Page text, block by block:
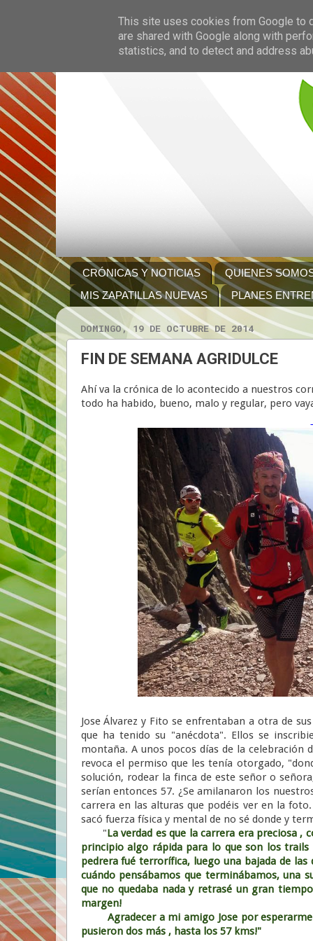
CRÓNICAS Y NOTICIAS
QUIENES
MIS ZAPATILLAS NUEVAS
PLANES
DOMINGO, 19 DE OCTUBRE DE 2014
FIN DE SEMANA AGRIDULCE
Ahí va la crónica de lo acontecido a nuestros
todo ha habido, bueno, malo y regular, pero
Jose Álvarez y Fito se enfrentaban a otra de
que ha tenido su "anécdota". Ellos se
montaña. A unos pocos días de la
revoca el permiso que les tenía otorgado,
solución, rodear la finca de este señor o
serían entonces 57. ¿Se amilanaron los
carrera en las alturas que podéis ver en la
sacó fuerza física y mental de no sé donde y
"La verdad es que la carrera era preciosa
principio algo rápida para lo que son los trails
pedrera fué terrorífica, luego una bajada de
cuándo pensábamos que terminábamos, una
que no quedaba nada y retrasé un gran
margen!
Agradecer a mi amigo Jose por esperarme
pusieron dos más , hasta los 57 kms!"
This site uses cookies from Google to
are shared with Google along with
statistics, and to detect and address